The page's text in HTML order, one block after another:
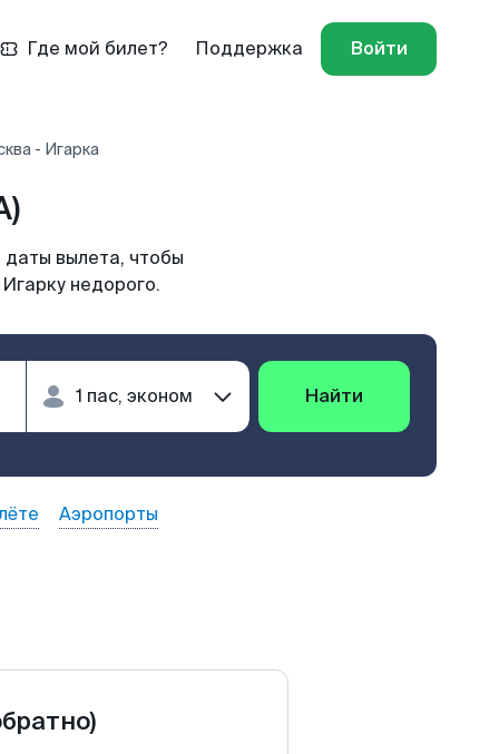
Где мой билет? Поддержка Войти
- Игарка
вылета, чтобы
недорого.
Найти
Аэропорты